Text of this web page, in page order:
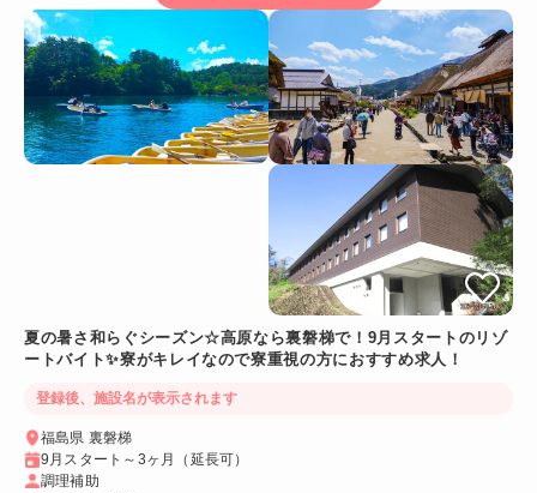
夏の暑さ和らぐシーズン☆高原なら裏磐梯で！9月スタートのリゾ
ートバイト✨寮がキレイなので寮重視の方におすすめ求人！
登録後、施設名が表示されます
福島県 裏磐梯
9月スタート～3ヶ月（延長可）
調理補助